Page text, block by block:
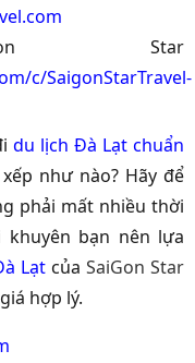
Star
c/SaigonStarTravel-
du lịch Đà Lạt chuẩn
như nào? Hãy để
phải mất nhiều thời
bạn nên lựa
Lạt của SaiGon Star
hợp lý.